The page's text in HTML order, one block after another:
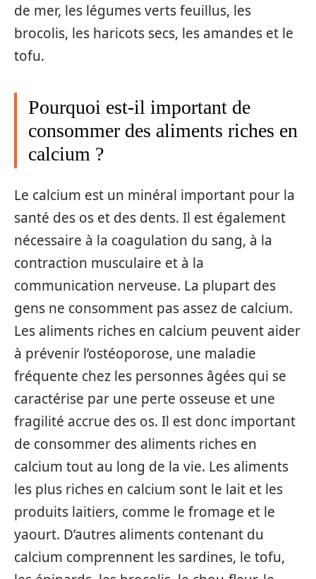
de mer, les légumes verts feuillus, les
brocolis, les haricots secs, les amandes et le
tofu.
Pourquoi est-il important de
consommer des aliments riches en
calcium ?
Le calcium est un minéral important pour la
santé des os et des dents. Il est également
nécessaire à la coagulation du sang, à la
contraction musculaire et à la
communication nerveuse. La plupart des
gens ne consomment pas assez de calcium.
Les aliments riches en calcium peuvent aider
à prévenir l’ostéoporose, une maladie
fréquente chez les personnes âgées qui se
caractérise par une perte osseuse et une
fragilité accrue des os. Il est donc important
de consommer des aliments riches en
calcium tout au long de la vie. Les aliments
les plus riches en calcium sont le lait et les
produits laitiers, comme le fromage et le
yaourt. D’autres aliments contenant du
calcium comprennent les sardines, le tofu,